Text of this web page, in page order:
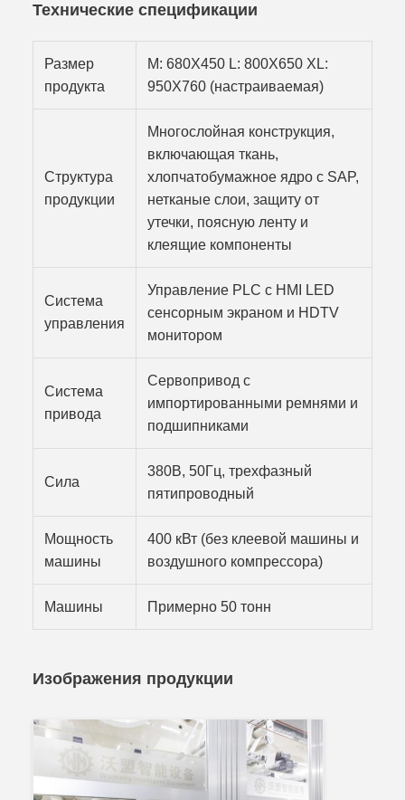
Технические спецификации
Размер
продукта
M: 680X450 L: 800X650 XL:
950X760 (настраиваемая)
Структура
продукции
Многослойная конструкция,
включающая ткань,
хлопчатобумажное ядро с SAP,
нетканые слои, защиту от
утечки, поясную ленту и
клеящие компоненты
Система
управления
Управление PLC с HMI LED
сенсорным экраном и HDTV
монитором
Система
привода
Сервопривод с
импортированными ремнями и
подшипниками
Сила
380В, 50Гц, трехфазный
пятипроводный
Мощность
машины
400 кВт (без клеевой машины и
воздушного компрессора)
Машины Примерно 50 тонн
Изображения продукции